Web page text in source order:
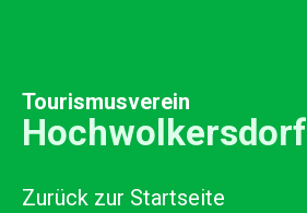
Tourismusverein
Hochwolkersdorf
Zurück zur Startseite